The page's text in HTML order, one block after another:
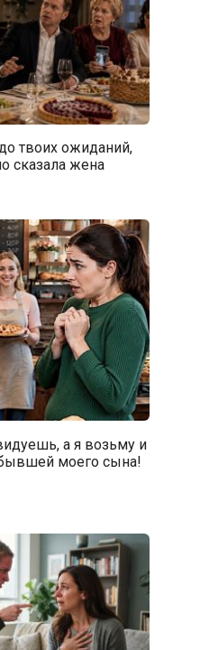
твоих ожиданий,
сказала жена
а я возьму и
моего сына!